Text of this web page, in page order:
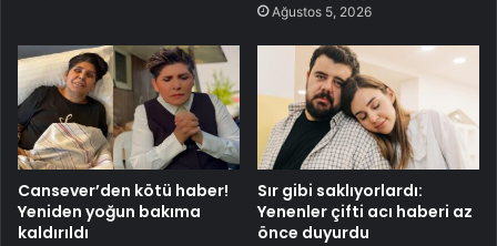
Ağustos 5, 2026
Cansever’den kötü haber!
Yeniden yoğun bakıma
kaldırıldı
Sır gibi saklıyorlardı:
Yenenler çifti acı haberi az
önce duyurdu